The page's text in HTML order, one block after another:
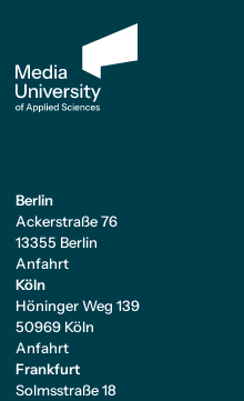
Berlin
Ackerstraße 76
13355 Berlin
Anfahrt
Köln
Höninger Weg 139
50969 Köln
Anfahrt
Frankfurt
Solmsstraße 18